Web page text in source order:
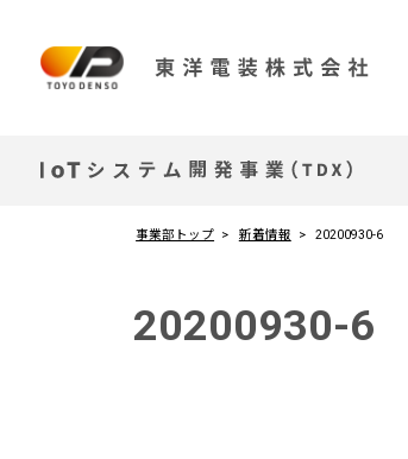
事業部トップ 新着情報 20200930-6
20200930-6